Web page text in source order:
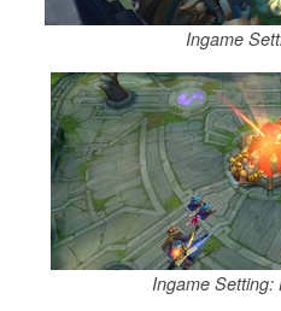
Ingame
Ingame Setting: